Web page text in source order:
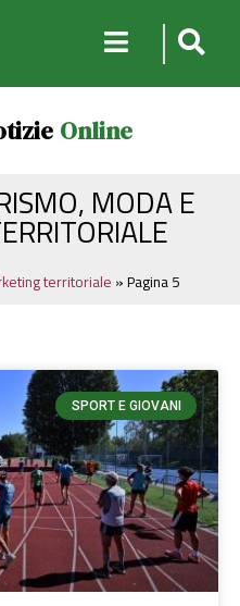
Online
MODA E
territoriale » Pagina 5
SPORT E GIOVANI